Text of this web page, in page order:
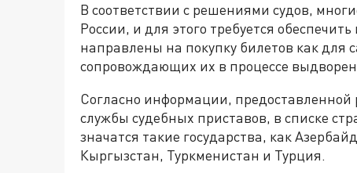
В соответствии с решениями судов,
России, и для этого требуется
направлены на покупку билетов как для
сопровождающих их в процессе
Согласно информации,
службы судебных приставов, в списке
значатся такие государства, как
Кыргызстан, Туркменистан и Турция.